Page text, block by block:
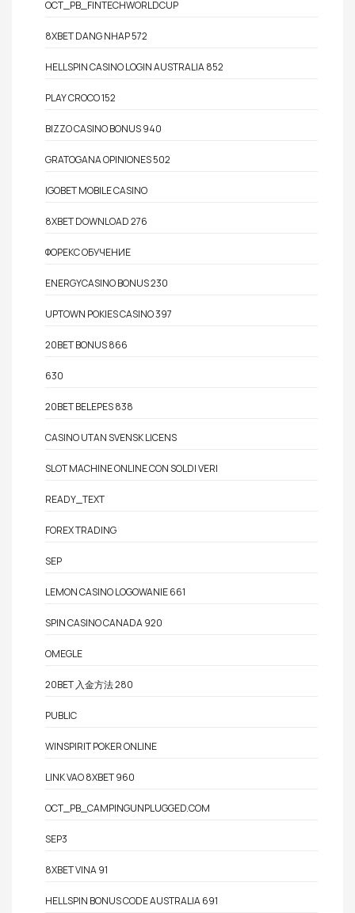
OCT_PB_FINTECHWORLDCUP
8XBET DANG NHAP 572
HELLSPIN CASINO LOGIN AUSTRALIA 852
PLAY CROCO 152
BIZZO CASINO BONUS 940
GRATOGANA OPINIONES 502
IGOBET MOBILE CASINO
8XBET DOWNLOAD 276
ФОРЕКС ОБУЧЕНИЕ
ENERGYCASINO BONUS 230
UPTOWN POKIES CASINO 397
20BET BONUS 866
630
20BET BELEPES 838
CASINO UTAN SVENSK LICENS
SLOT MACHINE ONLINE CON SOLDI VERI
READY_TEXT
FOREX TRADING
SEP
LEMON CASINO LOGOWANIE 661
SPIN CASINO CANADA 920
OMEGLE
20BET 入金方法 280
PUBLIC
WINSPIRIT POKER ONLINE
LINK VAO 8XBET 960
OCT_PB_CAMPINGUNPLUGGED.COM
SEP3
8XBET VINA 91
HELLSPIN BONUS CODE AUSTRALIA 691